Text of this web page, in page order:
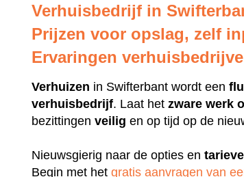
Verhuisbedrijf in
Prijzen voor opslag, zelf
Ervaringen
Verhuizen in Swifterbant wordt een
verhuisbedrijf. Laat hetzware werk
bezittingenveilig en op tijd op de
Nieuwsgierig naar de opties en
Begin met hetgratis aanvragen van